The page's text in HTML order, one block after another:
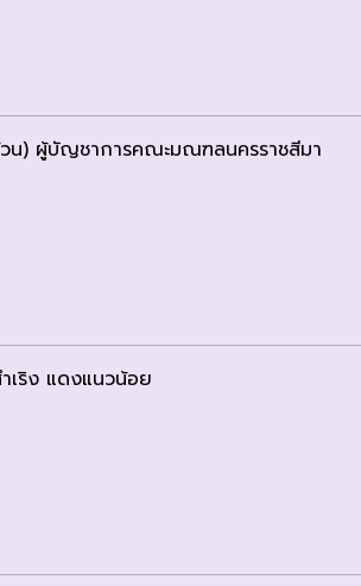
น) ผู้บัญชาการคณะมณฑลนครราชสีมา
ริง แดงแนวน้อย